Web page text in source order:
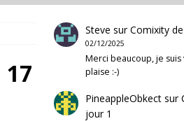
Steve surComixity
02/12/2025
Merci beaucoup, je
plaise :-)
PineappleObkect sur
jour 1